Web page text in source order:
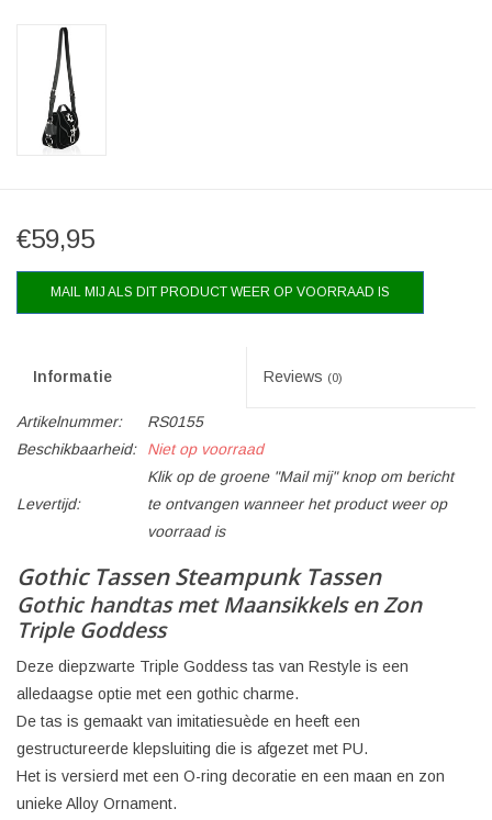
€59,95
MAIL MIJ ALS DIT PRODUCT WEER OP VOORRAAD IS
Informatie Reviews (0)
Artikelnummer:
RS0155
Beschikbaarheid:
Niet op voorraad
Levertijd:
Klik op de groene "Mail mij" knop om bericht
te ontvangen wanneer het product weer op
voorraad is
Gothic Tassen Steampunk Tassen
Gothic handtas met Maansikkels en Zon
Triple Goddess
Deze diepzwarte Triple Goddess tas van Restyle is een
alledaagse optie met een gothic charme.
De tas is gemaakt van imitatiesuède en heeft een
gestructureerde klepsluiting die is afgezet met PU.
Het is versierd met een O-ring decoratie en een maan en zon
unieke Alloy Ornament.